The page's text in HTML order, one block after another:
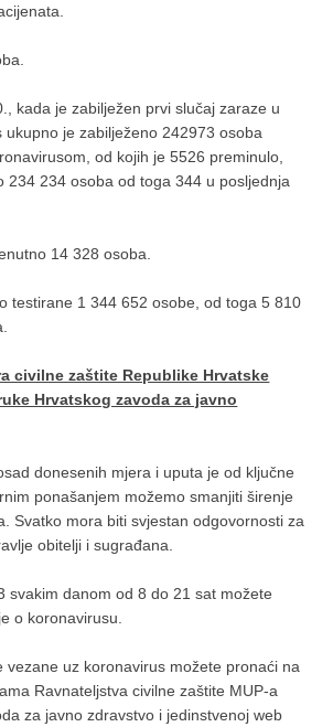
kada je zabilježen prvi slučaj zaraze u
ukupno je zabilježeno 242973 osoba
od kojih je 5526 preminulo,
234 234 osoba od toga 344 u posljednja
14 328 osoba.
testirane 1 344 652 osobe, od toga 5 810
civilne zaštite Republike Hrvatske
Hrvatskog zavoda za javno
donesenih mjera i uputa je od ključne
ponašanjem možemo smanjiti širenje
Svatko mora biti svjestan odgovornosti za
obitelji i sugrađana.
svakim danom od 8 do 21 sat možete
o koronavirusu.
vezane uz koronavirus možete pronaći na
Ravnateljstva civilne zaštite MUP-a
za javno zdravstvo i jedinstvenoj web